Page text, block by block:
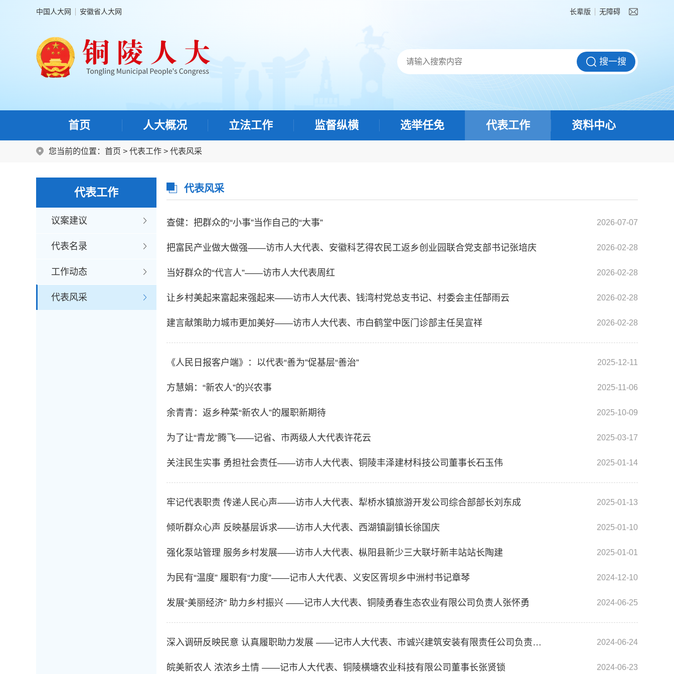
中国人大网 安徽省人大网 长辈版 无障碍
首页 人大概况 立法工作 监督纵横 选举任免 代表工作 资料中心
您当前的位置： 首页 > 代表工作 > 代表风采
代表工作
议案建议
代表名录
工作动态
代表风采
代表风采
查健：把群众的“小事”当作自己的“大事” 2026-07-07
把富民产业做大做强——访市人大代表、安徽科艺得农民工返乡创业园联合党支部书记张培庆 2026-02-28
当好群众的“代言人”——访市人大代表周红 2026-02-28
让乡村美起来富起来强起来——访市人大代表、钱湾村党总支书记、村委会主任郜雨云 2026-02-28
建言献策助力城市更加美好——访市人大代表、市白鹤堂中医门诊部主任吴宣祥 2026-02-28
《人民日报客户端》：以代表“善为”促基层“善治” 2025-12-11
方慧娟：“新农人”的兴农事 2025-11-06
余青青：返乡种菜“新农人”的履职新期待 2025-10-09
为了让“青龙”腾飞——记省、市两级人大代表许花云 2025-03-17
关注民生实事 勇担社会责任——访市人大代表、铜陵丰泽建材科技公司董事长石玉伟 2025-01-14
牢记代表职责 传递人民心声——访市人大代表、犁桥水镇旅游开发公司综合部部长刘东成 2025-01-13
倾听群众心声 反映基层诉求——访市人大代表、西湖镇副镇长徐国庆 2025-01-10
强化泵站管理 服务乡村发展——访市人大代表、枞阳县新少三大联圩新丰站站长陶建 2025-01-01
为民有“温度” 履职有“力度”——记市人大代表、义安区胥坝乡中洲村书记章琴 2024-12-10
发展“美丽经济” 助力乡村振兴 ——记市人大代表、铜陵勇春生态农业有限公司负责人张怀勇 2024-06-25
深入调研反映民意 认真履职助力发展 ——记市人大代表、市诚兴建筑安装有限责任公司负责人赵玲玲 2024-06-24
皖美新农人 浓浓乡土情 ——记市人大代表、铜陵横塘农业科技有限公司董事长张贤锁 2024-06-23